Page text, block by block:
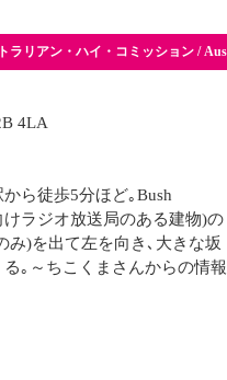
ラリアン・ハイ・コミッション /
4LA
ら徒歩5分ほど｡Bush
けラジオ放送局のある建物)の
み)を出て左を向き､大きな坂
｡～ちこくまさんからの情報